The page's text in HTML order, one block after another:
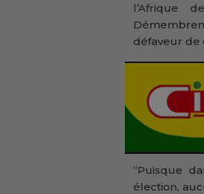
l’Afrique
défaveur de
‘‘Puisque
élection,